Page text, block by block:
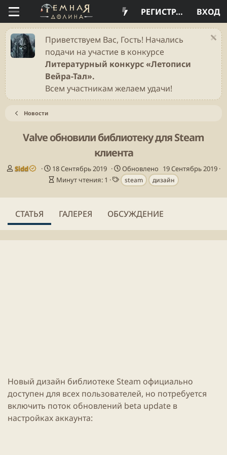
ВХОД
РЕГИСТРАЦИЯ
Приветствуем Вас, Гость! Начались
подачи на участие в конкурсе
Литературный конкурс «Летописи
Вейра-Тал».
Всем участникам желаем удачи!
Новости
Valve обновили библиотеку для Steam
клиента
А
о
Sidd
Д
а
а
18 Сентябрь 2019 Обновлено 19 Сентябрь 2019
В
е
я
Минут чтения: 1
Т
е
г
steam дизайн
СТАТЬЯ ГАЛЕРЕЯ ОБСУЖДЕНИЕ
Новый дизайн библиотеке Steam официально
доступен для всех пользователей, но потребуется
включить поток обновлений beta update в
настройках аккаунта: